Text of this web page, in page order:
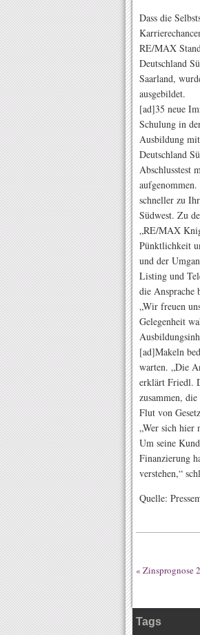
Dass die
RE/MAX
Deutschland
Saarland,
ausgebildet.
[ad]35 neue
Schulung in
Ausbildung
Deutschland
Abschlusstest
schneller zu
Südwest. Zu
„RE/MAX
Pünktlichkeit
und der
Listing und
die Ansprache
„Wir freuen
Gelegenheit
[ad]Makeln
warten. „Die
erklärt Friedl.
zusammen,
Flut von
„Wer sich hier
Um seine
Finanzierung
verstehen,“
Quelle:
« Zinsprognose
Tags